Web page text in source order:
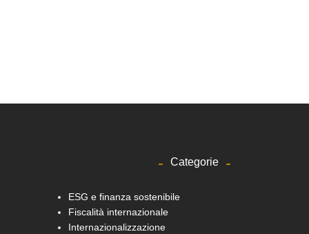
Categorie
ESG e finanza sostenibile
Fiscalità internazionale
Internazionalizzazione